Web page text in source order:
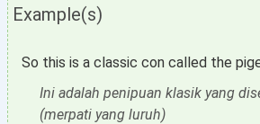
Example(s)
So this is a classic con called the
Ini adalah penipuan klasik yang
(merpati yang luruh)